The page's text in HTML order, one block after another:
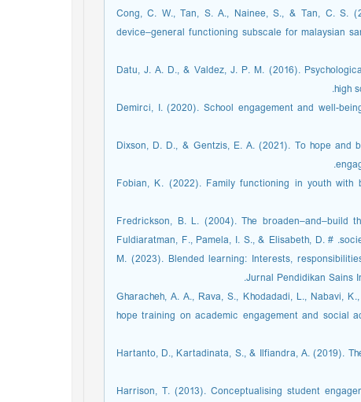
Cong, C. W., Tan, S. A., Nainee, S., & Tan, C. S.
device–general functioning subscale for malaysian
Datu, J. A. D., & Valdez, J. P. M. (2016).
high
Demirci, I. (2020). School engagement and well-
Dixson, D. D., & Gentzis, E. A. (2021). To hope
Fobian, K. (2022). Family functioning in youth
Fredrickson, B. L. (2004). The broaden–and–build
society of london. Series B: Biological Sciences, 359 (1449), 1367-1377.‏ # Fuldiaratman, F., Pamela, I. S., & Elisabeth, D.
M. (2023). Blended learning: Interests,
Jurnal Pendidikan Sains
Gharacheh, A. A., Rava, S., Khodadadi, L., Nabavi,
hope training on academic engagement and social
Hartanto, D., Kartadinata, S., & Ilfiandra, A. (2019).
Harrison, T. (2013). Conceptualising student